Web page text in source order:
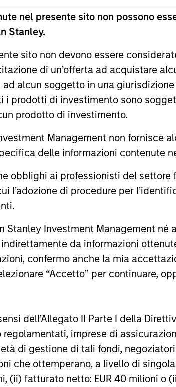
nel presente sito non possono
Stanley.
sito non devono essere
di un’offerta ad acquistare
alcun soggetto in una
prodotti di investimento sono
prodotto di investimento.
Management non fornisce
delle informazioni contenute
obblighi ai professionisti del
l’adozione di procedure per
Stanley Investment Management
da informazioni
confermo anche la mia
“Accetto” per continuare,
dell’Allegato II Parte I della
imprese di
di gestione di tali fondi,
che ottemperano, a livello di
(ii) fatturato netto: EUR 40 milioni o
ALTS IN FOCUS
Credit 2026 Outlook
expect new deal demand and a large
wave to gradually overtake
discipline, strengthen terms, and
capture the illiquidity premium to public
outlook.
DIC-2025
only. The information contained herein
of an offer to buy any securities in
information on the strategy, including